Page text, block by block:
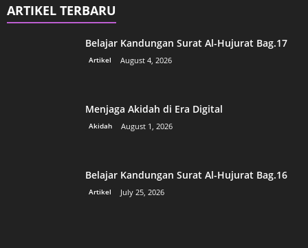
ARTIKEL TERBARU
Belajar Kandungan Surat Al-Hujurat Bag.17
Artikel August 4, 2026
Menjaga Akidah di Era Digital
Akidah August 1, 2026
Belajar Kandungan Surat Al-Hujurat Bag.16
Artikel July 25, 2026